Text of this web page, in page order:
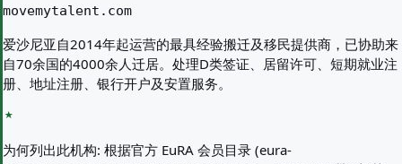
movemytalent.com
爱沙尼亚自2014年起运营的最具经验搬迁及移民提供商，已协助来
自70余国的4000余人迁居。处理D类签证、居留许可、短期就业注
册、地址注册、银行开户及安置服务。
为何列出此机构: 根据官方 EuRA 会员目录 (eura-